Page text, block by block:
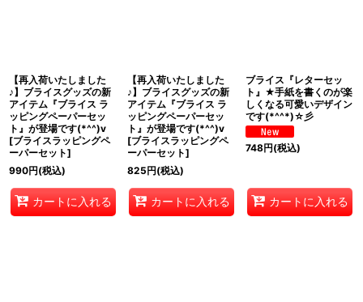
【再入荷いたしました
♪】ブライスグッズの新
アイテム『ブライス ラ
ッピングペーパーセッ
ト』が登場です(*^^)v
[ブライスラッピングペ
ーパーセット]
990円(税込)
カートに入れる
【再入荷いたしました
♪】ブライスグッズの新
アイテム『ブライス ラ
ッピングペーパーセッ
ト』が登場です(*^^)v
[ブライスラッピングペ
ーパーセット]
825円(税込)
カートに入れる
ブライス『レターセッ
ト』★手紙を書くのが楽
しくなる可愛いデザイン
です(*^^*)☆彡
748円(税込)
カートに入れる